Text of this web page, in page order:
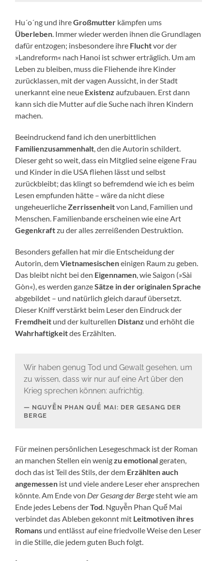
Hu´o´ng und ihreGroßmutter kämpfen ums
Überleben . Immer wieder werden ihnen die Grundlagen
dafür entzogen; insbesondere ihre Fluchtvor der
»Landreform« nach Hanoi ist schwer erträglich. Um am
Leben zu bleiben, muss die Fliehende ihre Kinder
zurücklassen, mit der vagen Aussicht, in der Stadt
unerkannt eine neue Existenzaufzubauen. Erst dann
kann sich die Mutter auf die Suche nach ihren Kindern
machen.
Beeindruckend fand ich den unerbittlichen
Familienzusammenhalt , den die Autorin schildert.
Dieser geht so weit, dass ein Mitglied seine eigene Frau
und Kinder in die USA fliehen lässt und selbst
zurückbleibt; das klingt so befremdend wie ich es beim
Lesen empfunden hätte – wäre da nicht diese
ungeheuerlicheZerrissenheitvon Land, Familien und
Menschen. Familienbande erscheinen wie eine Art
Gegenkraftzu der alles zerreißenden Destruktion.
Besonders gefallen hat mir die Entscheidung der
Autorin, demVietnamesischeneinigen Raum zu geben.
Das bleibt nicht bei den Eigennamen , wie Saigon (»Sài
Gòn«), es werden ganzeSätze in der originalen Sprache
abgebildet – und natürlich gleich darauf übersetzt.
Dieser Kniff verstärkt beim Leser den Eindruck der
Fremdheit und der kulturellen Distanz und erhöht die
Wahrhaftigkeitdes Erzählten.
Wir haben genug Tod und Gewalt gesehen, um
zu wissen, dass wir nur auf eine Art über den
Krieg sprechen können: aufrichtig.
NGUYỄN PHAN QUẾ MAI: DER GESANG DER
BERGE
Für meinen persönlichen Lesegeschmack ist der Roman
an manchen Stellen ein wenigzu emotionalgeraten,
doch das ist Teil des Stils, der dem Erzählten auch
angemessen ist und viele andere Leser eher ansprechen
könnte. Am Ende von Der Gesang der Bergesteht wie am
Ende jedes Lebens derTod . Nguyễn Phan Quế Mai
verbindet das Ableben gekonnt mit Leitmotiven ihres
Romans und entlässt auf eine friedvolle Weise den Leser
in die Stille, die jedem guten Buch folgt.